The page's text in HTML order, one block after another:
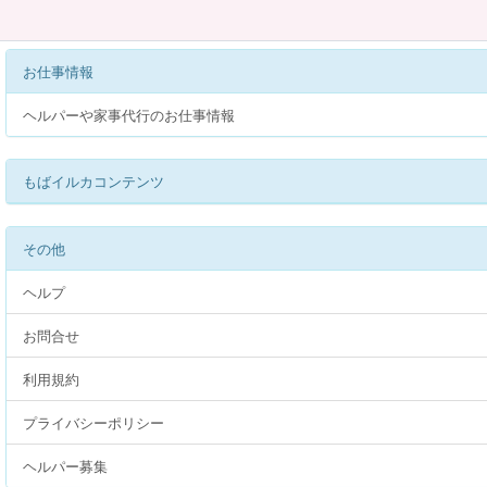
お仕事情報
ヘルパーや家事代行のお仕事情報
もばイルカコンテンツ
その他
ヘルプ
お問合せ
利用規約
プライバシーポリシー
ヘルパー募集